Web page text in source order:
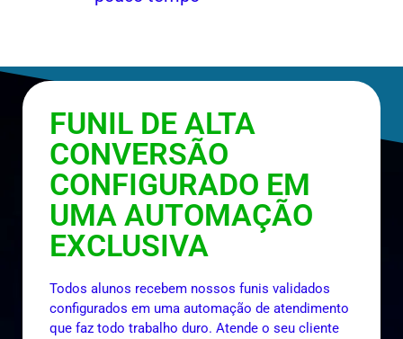
FUNIL DE ALTA
CONVERSÃO
CONFIGURADO EM
UMA AUTOMAÇÃO
EXCLUSIVA
Todos alunos recebem nossos funis validados
configurados em uma automação de atendimento
que faz todo trabalho duro. Atende o seu cliente